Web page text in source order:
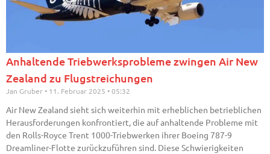
Anhaltende Triebwerksprobleme zwingen Air New
Zealand zu Flugstreichungen
Jan Gruber 11. Februar 2025 05:32
Air New Zealand sieht sich weiterhin mit erheblichen betrieblichen
Herausforderungen konfrontiert, die auf anhaltende Probleme mit
den Rolls-Royce Trent 1000-Triebwerken ihrer Boeing 787-9
Dreamliner-Flotte zurückzuführen sind. Diese Schwierigkeiten